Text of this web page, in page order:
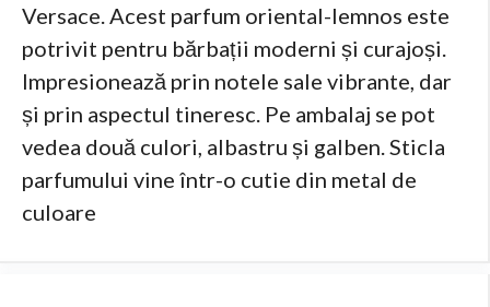
Versace. Acest parfum oriental-lemnos este
potrivit pentru bărbații moderni și curajoși.
Impresionează prin notele sale vibrante, dar
și prin aspectul tineresc. Pe ambalaj se pot
vedea două culori, albastru și galben. Sticla
parfumului vine într-o cutie din metal de
culoare